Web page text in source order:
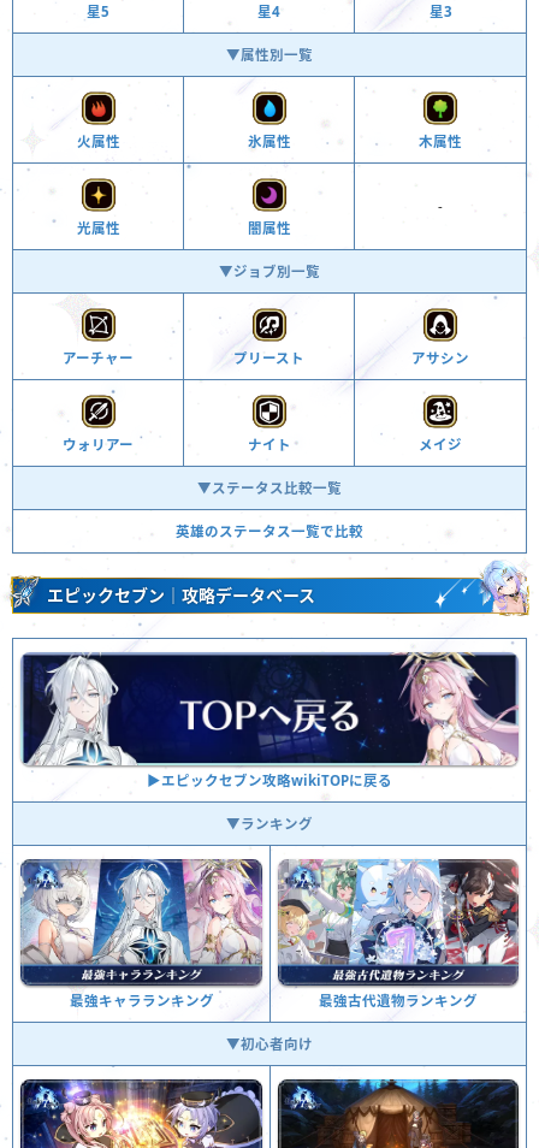
星5 星4 星3
▼属性別一覧
火属性 氷属性 木属性
光属性 闇属性
-
▼ジョブ別一覧
アーチャー プリースト アサシン
ウォリアー ナイト メイジ
▼ステータス比較一覧
英雄のステータス一覧で比較
エピックセブン｜攻略データベース
▶︎エピックセブン攻略wikiTOPに戻る
▼ランキング
最強キャラランキング 最強古代遺物ランキング
▼初心者向け